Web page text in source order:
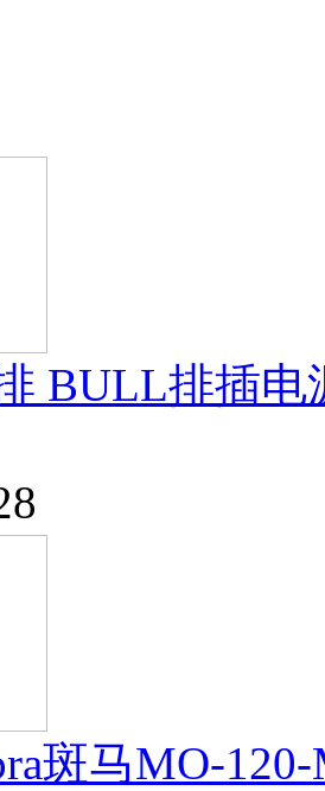
BULL排插电
斑马MO-